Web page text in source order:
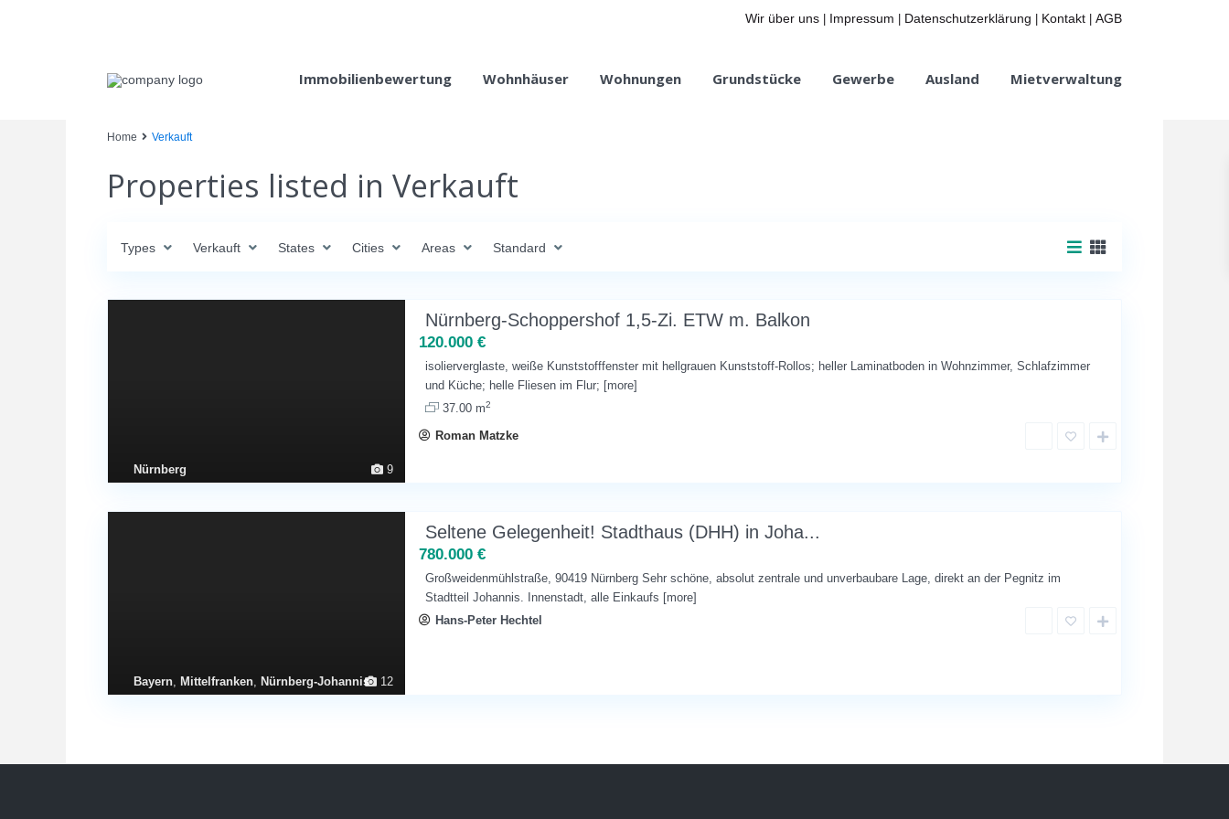
Wir über uns Impressum Datenschutzerklärung Kontakt AGB
Immobilienbewertung Wohnhäuser Wohnungen Grundstücke Gewerbe Ausland Mietverwaltung
Home Verkauft
Properties listed in Verkauft
Types Verkauft States Cities Areas Standard
9
Nürnberg
Nürnberg-Schoppershof 1,5-Zi. ETW m. Balkon
120.000 €
isolierverglaste, weiße Kunststofffenster mit hellgrauen Kunststoff-Rollos; heller Laminatboden in Wohnzimmer, Schlafzimmer
und Küche; helle Fliesen im Flur; [more]
37.00 m2
Roman Matzke
12
Bayern, Mittelfranken, Nürnberg-Johannis
Seltene Gelegenheit! Stadthaus (DHH) in Joha...
780.000 €
Großweidenmühlstraße, 90419 Nürnberg Sehr schöne, absolut zentrale und unverbaubare Lage, direkt an der Pegnitz im
Stadtteil Johannis. Innenstadt, alle Einkaufs [more]
Hans-Peter Hechtel